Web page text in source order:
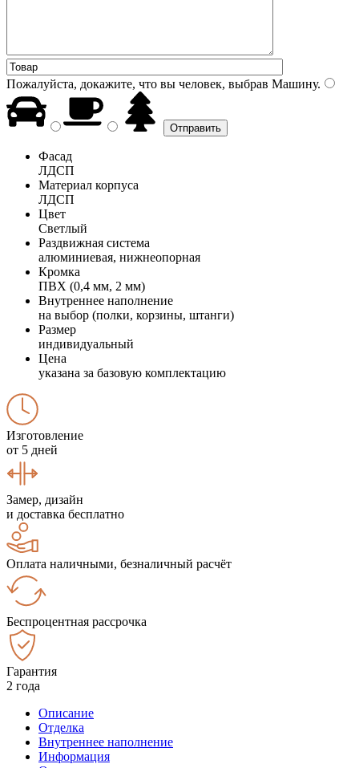
Пожалуйста, докажите, что вы человек, выбрав Машину.
Фасад
ЛДСП
Материал корпуса
ЛДСП
Цвет
Светлый
Раздвижная система
алюминиевая, нижнеопорная
Кромка
ПВХ (0,4 мм, 2 мм)
Внутреннее наполнение
на выбор (полки, корзины, штанги)
Размер
индивидуальный
Цена
указана за базовую комплектацию
Изготовление
от 5 дней
Замер, дизайн
и доставка бесплатно
Оплата наличными, безналичный расчёт
Беспроцентная рассрочка
Гарантия
2 года
Описание
Отделка
Внутреннее наполнение
Информация